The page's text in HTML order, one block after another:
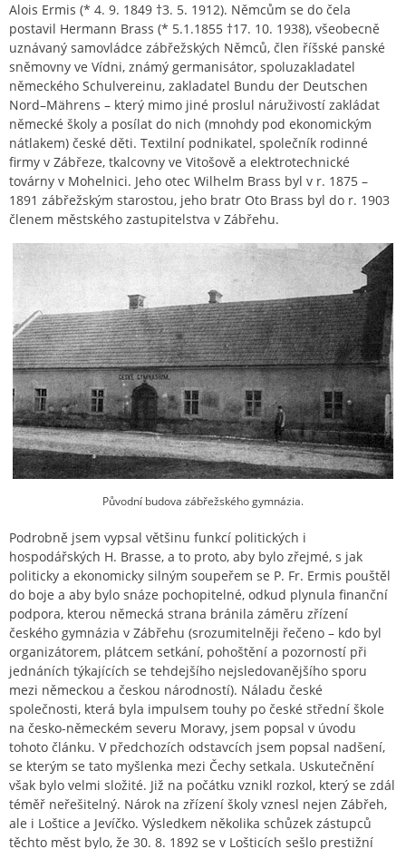
Alois Ermis (* 4. 9. 1849 †3. 5. 1912). Němcům se do čela
postavil Hermann Brass (* 5.1.1855 †17. 10. 1938), všeobecně
uznávaný samovládce zábřežských Němců, člen říšské panské
sněmovny ve Vídni, známý germanisátor, spoluzakladatel
německého Schulvereinu, zakladatel Bundu der Deutschen
Nord–Mährens – který mimo jiné proslul náruživostí zakládat
německé školy a posílat do nich (mnohdy pod ekonomickým
nátlakem) české děti. Textilní podnikatel, společník rodinné
firmy v Zábřeze, tkalcovny ve Vitošově a elektrotechnické
továrny v Mohelnici. Jeho otec Wilhelm Brass byl v r. 1875 –
1891 zábřežským starostou, jeho bratr Oto Brass byl do r. 1903
členem městského zastupitelstva v Zábřehu.
Původní budova zábřežského gymnázia.
Podrobně jsem vypsal většinu funkcí politických i
hospodářských H. Brasse, a to proto, aby bylo zřejmé, s jak
politicky a ekonomicky silným soupeřem se P. Fr. Ermis pouštěl
do boje a aby bylo snáze pochopitelné, odkud plynula finanční
podpora, kterou německá strana bránila záměru zřízení
českého gymnázia v Zábřehu (srozumitelněji řečeno – kdo byl
organizátorem, plátcem setkání, pohoštění a pozorností při
jednáních týkajících se tehdejšího nejsledovanějšího sporu
mezi německou a českou národností). Náladu české
společnosti, která byla impulsem touhy po české střední škole
na česko-německém severu Moravy, jsem popsal v úvodu
tohoto článku. V předchozích odstavcích jsem popsal nadšení,
se kterým se tato myšlenka mezi Čechy setkala. Uskutečnění
však bylo velmi složité. Již na počátku vznikl rozkol, který se zdál
téměř neřešitelný. Nárok na zřízení školy vznesl nejen Zábřeh,
ale i Loštice a Jevíčko. Výsledkem několika schůzek zástupců
těchto měst bylo, že 30. 8. 1892 se v Lošticích sešlo prestižní